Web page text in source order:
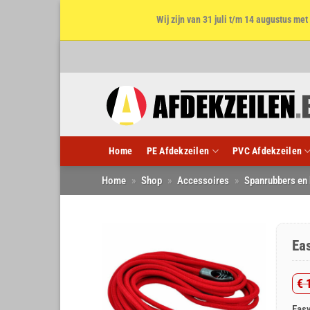
Wij zijn van 31 juli t/m 14 augustus
Home PE Afdekzeilen PVC Afdekzeilen
Home » Shop » Accessoires » Spanrubbers
€